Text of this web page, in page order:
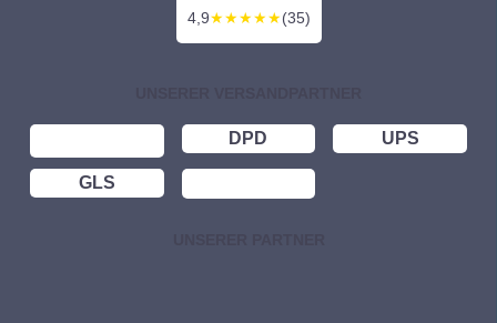
4,9★★★★★(35)
DPD UPS
GLS